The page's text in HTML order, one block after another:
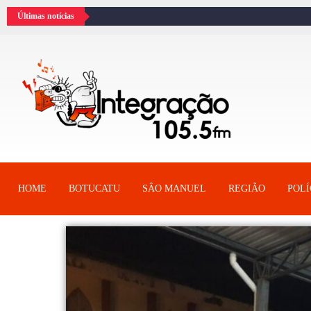
Últimas notícias
HOME BOTUCATU SÂO MANUEL REGIÃO